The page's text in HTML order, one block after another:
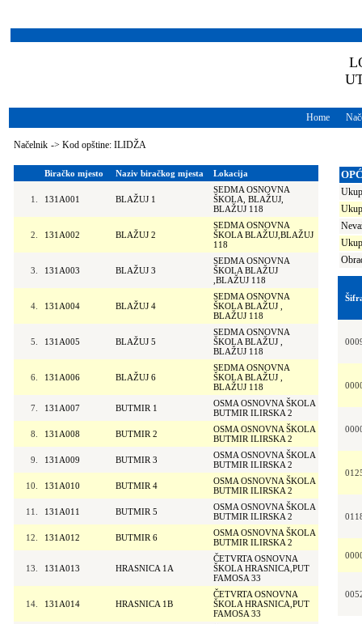
Home
Načelnik -> Kod opštine: ILIDŽA
Biračko mjesto Naziv biračkog mjesta Lokacija
1. 131A001 BLAŽUJ 1
SEDMA OSNOVNA
ŠKOLA, BLAŽUJ,
BLAŽUJ 118
2. 131A002 BLAŽUJ 2
SEDMA OSNOVNA
ŠKOLA BLAŽUJ,BLAŽUJ
118
3. 131A003 BLAŽUJ 3
SEDMA OSNOVNA
ŠKOLA BLAŽUJ
,BLAŽUJ 118
4. 131A004 BLAŽUJ 4
SEDMA OSNOVNA
ŠKOLA BLAŽUJ ,
BLAŽUJ 118
5. 131A005 BLAŽUJ 5
SEDMA OSNOVNA
ŠKOLA BLAŽUJ ,
BLAŽUJ 118
6. 131A006 BLAŽUJ 6
SEDMA OSNOVNA
ŠKOLA BLAŽUJ ,
BLAŽUJ 118
7. 131A007 BUTMIR 1
OSMA OSNOVNA ŠKOLA
BUTMIR ILIRSKA 2
8. 131A008 BUTMIR 2
OSMA OSNOVNA ŠKOLA
BUTMIR ILIRSKA 2
9. 131A009 BUTMIR 3
OSMA OSNOVNA ŠKOLA
BUTMIR ILIRSKA 2
10. 131A010 BUTMIR 4
OSMA OSNOVNA ŠKOLA
BUTMIR ILIRSKA 2
11. 131A011 BUTMIR 5
OSMA OSNOVNA ŠKOLA
BUTMIR ILIRSKA 2
12. 131A012 BUTMIR 6
OSMA OSNOVNA ŠKOLA
BUTMIR ILIRSKA 2
13. 131A013 HRASNICA 1A
ČETVRTA OSNOVNA
ŠKOLA HRASNICA,PUT
FAMOSA 33
14. 131A014 HRASNICA 1B
ČETVRTA OSNOVNA
ŠKOLA HRASNICA,PUT
FAMOSA 33